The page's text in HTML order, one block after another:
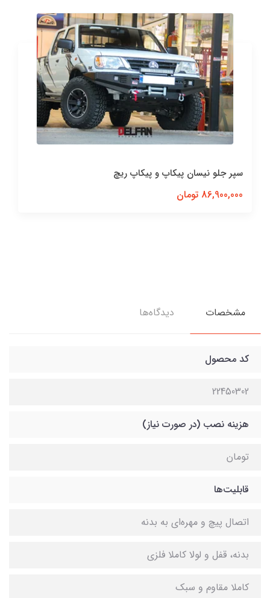
سپر جلو نیسان پیکاپ و پیکاپ ریچ
86,900,000 تومان
مشخصات دیدگاه‌ها
کد محصول
22450302
هزینه نصب (در صورت نیاز)
تومان
قابلیت‌ها
اتصال پیچ و مهره‌ای به بدنه
بدنه، قفل و لولا کاملا فلزی
کاملا مقاوم و سبک